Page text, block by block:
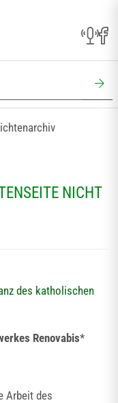
NICHT
des katholischen
Renovabis*
Arbeit des